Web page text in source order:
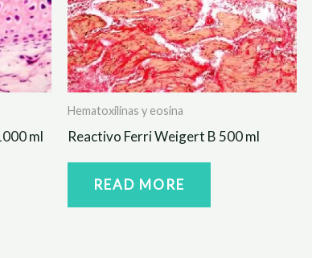
ml
Hematoxilinas y eosina
Reactivo Ferri Weigert B 500 ml
READ MORE